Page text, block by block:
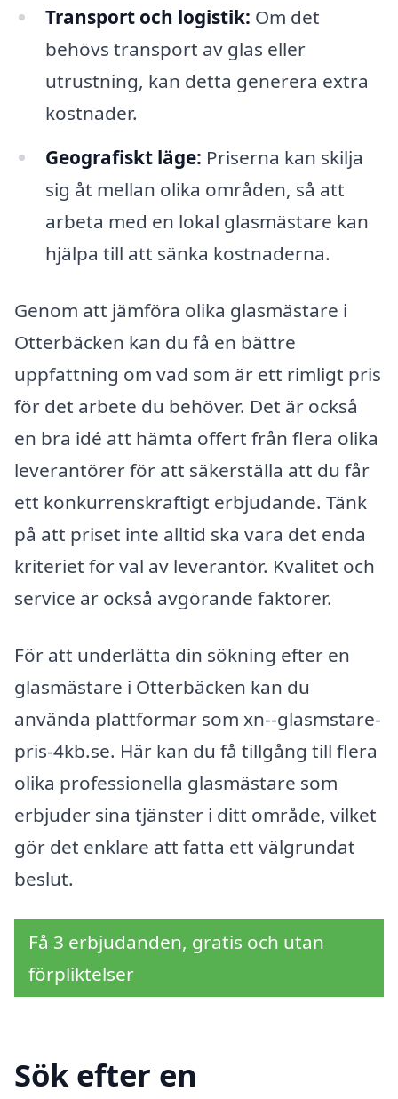
Transport och logistik: Om det
behövs transport av glas eller
utrustning, kan detta generera extra
kostnader.
Geografiskt läge: Priserna kan skilja
sig åt mellan olika områden, så att
arbeta med en lokal glasmästare kan
hjälpa till att sänka kostnaderna.
Genom att jämföra olika glasmästare i
Otterbäcken kan du få en bättre
uppfattning om vad som är ett rimligt pris
för det arbete du behöver. Det är också
en bra idé att hämta offert från flera olika
leverantörer för att säkerställa att du får
ett konkurrenskraftigt erbjudande. Tänk
på att priset inte alltid ska vara det enda
kriteriet för val av leverantör. Kvalitet och
service är också avgörande faktorer.
För att underlätta din sökning efter en
glasmästare i Otterbäcken kan du
använda plattformar som xn--glasmstare-
pris-4kb.se. Här kan du få tillgång till flera
olika professionella glasmästare som
erbjuder sina tjänster i ditt område, vilket
gör det enklare att fatta ett välgrundat
beslut.
Få 3 erbjudanden, gratis och utan
förpliktelser
Sök efter en